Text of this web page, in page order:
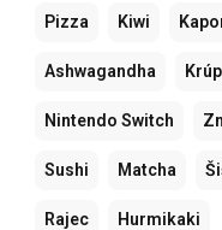
Pizza Kiwi
Ashwagandha
Nintendo Switch
Sushi Matcha
Rajec Hurmikaki